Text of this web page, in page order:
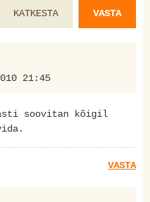
KATKESTA VASTA
21:45
soovitan kõigil
VASTA